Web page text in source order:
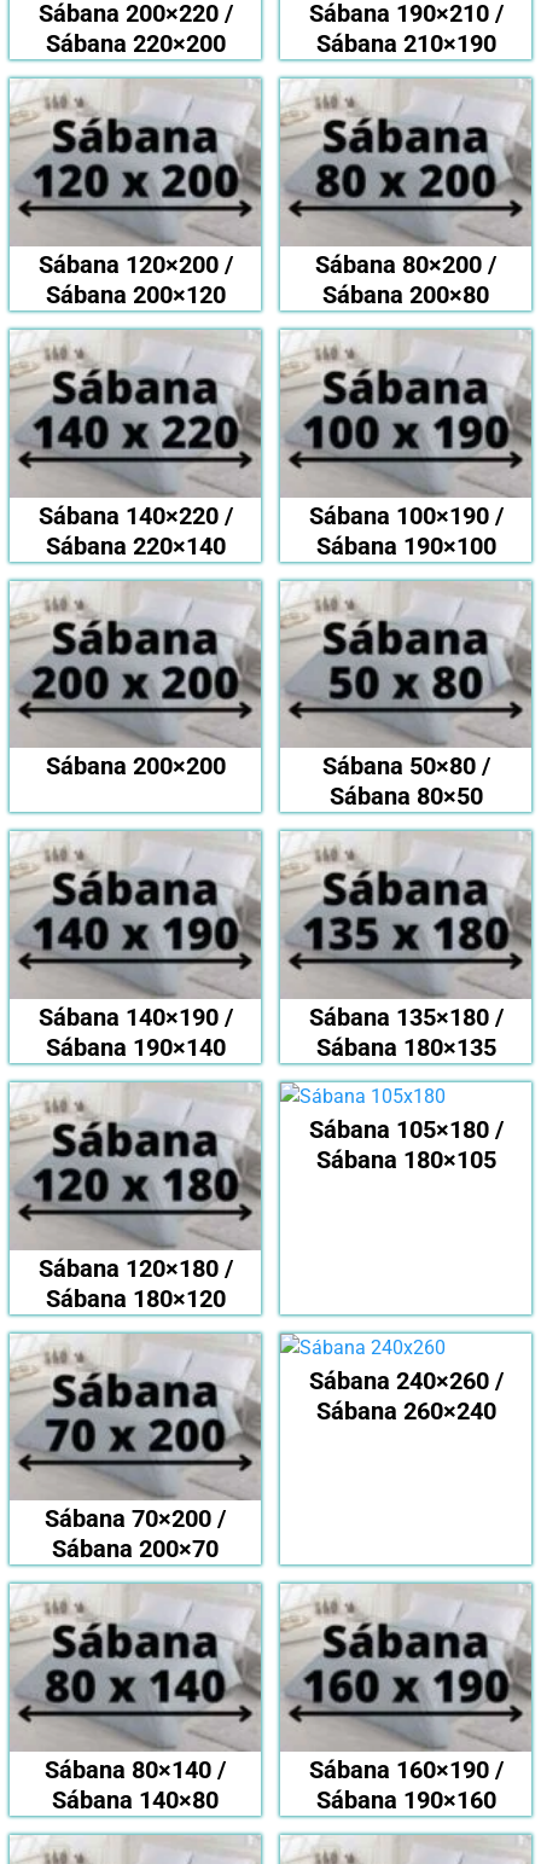
Sábana 200×220 /
Sábana 220×200
Sábana 190×210 /
Sábana 210×190
Sábana 120×200 /
Sábana 200×120
Sábana 80×200 /
Sábana 200×80
Sábana 140×220 /
Sábana 220×140
Sábana 100×190 /
Sábana 190×100
Sábana 200×200
Sábana 50×80 /
Sábana 80×50
Sábana 140×190 /
Sábana 190×140
Sábana 135×180 /
Sábana 180×135
Sábana 120×180 /
Sábana 180×120
Sábana 105×180 /
Sábana 180×105
Sábana 70×200 /
Sábana 200×70
Sábana 240×260 /
Sábana 260×240
Sábana 80×140 /
Sábana 140×80
Sábana 160×190 /
Sábana 190×160